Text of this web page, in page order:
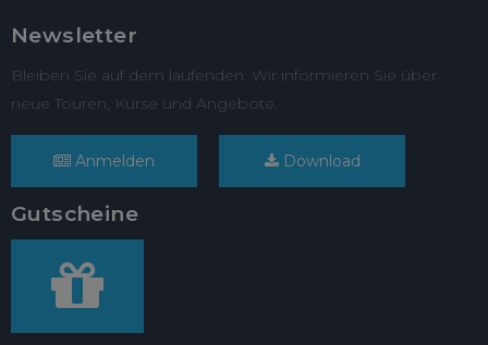
Newsletter
Bleiben Sie auf dem laufenden. Wir informieren Sie über
neue Touren, Kurse und Angebote.
Anmelden Download
Gutscheine